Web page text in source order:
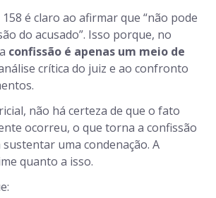
é claro ao afirmar que “não pode
do acusado”. Isso porque, no
confissão é apenas um meio de
crítica do juiz e ao confronto
não há certeza de que o fato
ocorreu, o que torna a confissão
uma condenação. A
quanto a isso.